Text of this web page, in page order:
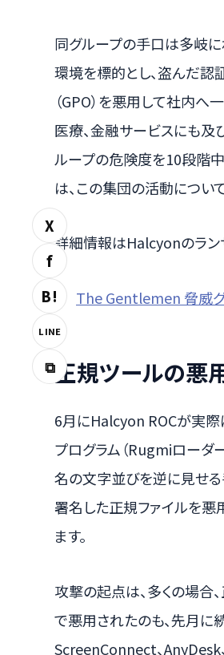
X
f
B!
LINE
⧉
同グループの手口は多岐に
環境を標的とし、盗んだ
（GPO）を悪用して社内へ
医療、金融サービスにも
ループの危険度を10段階中
は、この集団の活動につい
詳細情報はHalcyonのラン
The Gentlemen 脅威
正規ツールの悪
6月にHalcyon ROCが実際
プログラム（Rugmiローダ
名の文字並びを逆に見せる
署名した正規ファイルを悪
ます。
攻撃の起点は、多くの場合
で悪用されたのも、先月に
ScreenConnect、